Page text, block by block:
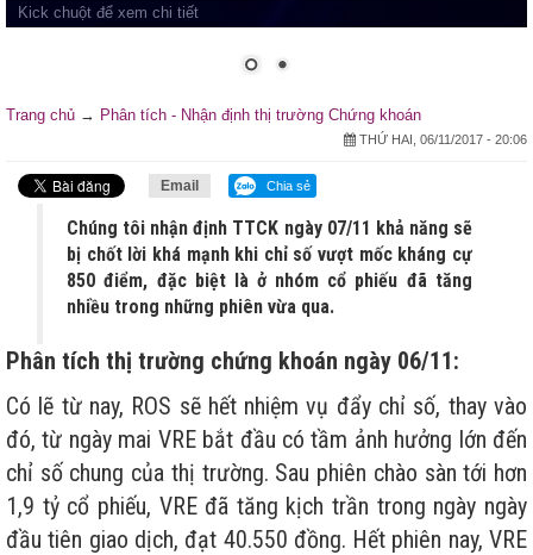
Kick chuột để xem chi tiết
Trang chủ → Phân tích - Nhận định thị trường Chứng khoán
THỨ HAI, 06/11/2017 - 20:06
Email Chia sẻ
Chúng tôi nhận định TTCK ngày 07/11 khả năng sẽ
bị chốt lời khá mạnh khi chỉ số vượt mốc kháng cự
850 điểm, đặc biệt là ở nhóm cổ phiếu đã tăng
nhiều trong những phiên vừa qua.
Phân tích thị trường chứng khoán ngày 06/11:
Có lẽ từ nay, ROS sẽ hết nhiệm vụ đẩy chỉ số, thay vào
đó, từ ngày mai VRE bắt đầu có tầm ảnh hưởng lớn đến
chỉ số chung của thị trường. Sau phiên chào sàn tới hơn
1,9 tỷ cổ phiếu, VRE đã tăng kịch trần trong ngày ngày
đầu tiên giao dịch, đạt 40.550 đồng. Hết phiên nay, VRE